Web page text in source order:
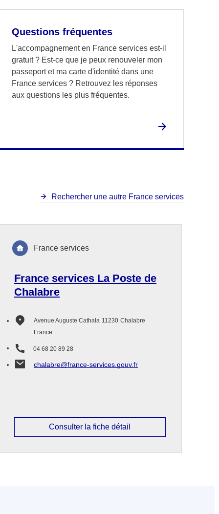
Questions fréquentes
L'accompagnement en France services est-il
gratuit ? Est-ce que je peux renouveler mon
passeport et ma carte d'identité dans une
France services ? Retrouvez les réponses
aux questions les plus fréquentes.
Rechercher une autre France services
France services La Poste de
Chalabre
Avenue Auguste Cathala 11230 Chalabre
France
04 68 20 89 28
chalabre@france-services.gouv.fr
France services
Consulter la fiche détail